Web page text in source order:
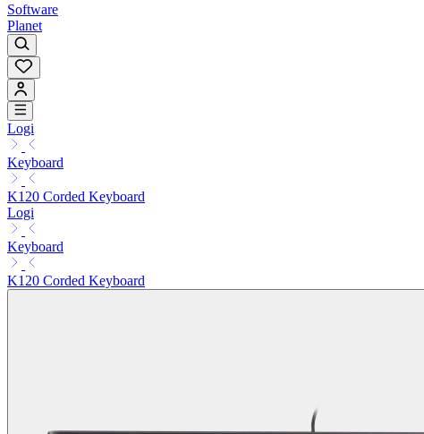
Software
Planet
Logi
Keyboard
K120 Corded Keyboard
Logi
Keyboard
K120 Corded Keyboard